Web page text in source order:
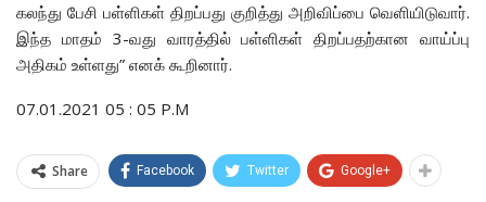
கலந்து பேசி பள்ளிகள் திறப்பது குறித்து அறிவிப்பை வெளியிடுவார்.
இந்த மாதம் 3-வது வாரத்தில் பள்ளிகள் திறப்பதற்கான வாய்ப்பு
அதிகம் உள்ளது” எனக் கூறினார்.
07.01.2021 05 : 05 P.M
Share Facebook Twitter Google+